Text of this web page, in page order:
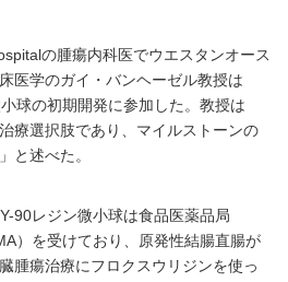
の腫瘍内科医でウエスタンオース
医学のガイ・バンヘーゼル教授は
球の初期開発に参加した。教授は
療選択肢であり、マイルストーンの
と述べた。
90レジン微小球は食品医薬品局
）を受けており、原発性結腸直腸が
腫瘍治療にフロクスウリジンを使っ